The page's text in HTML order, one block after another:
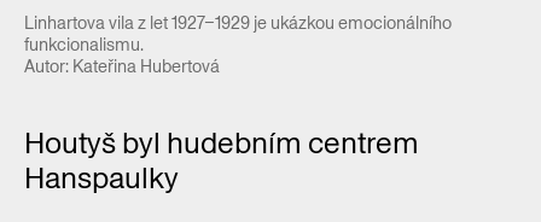
Linhartova vila z let 1927–1929 je ukázkou emocionálního
funkcionalismu.
Autor: Kateřina Hubertová
Houtyš byl hudebním centrem
Hanspaulky